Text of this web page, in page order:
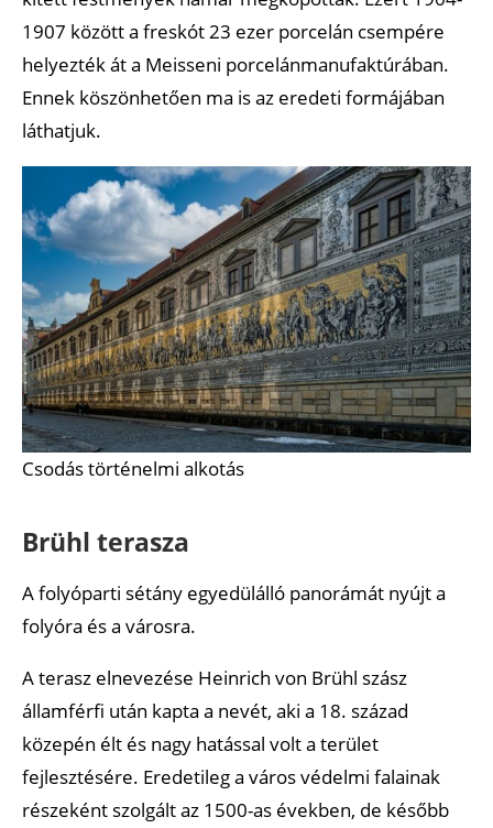
1907 között a freskót 23 ezer porcelán csempére
helyezték át a Meisseni porcelánmanufaktúrában.
Ennek köszönhetően ma is az eredeti formájában
láthatjuk.
Csodás történelmi alkotás
Brühl terasza
A folyóparti sétány egyedülálló panorámát nyújt a
folyóra és a városra.
A terasz elnevezése Heinrich von Brühl szász
államférfi után kapta a nevét, aki a 18. század
közepén élt és nagy hatással volt a terület
fejlesztésére. Eredetileg a város védelmi falainak
részeként szolgált az 1500-as években, de később